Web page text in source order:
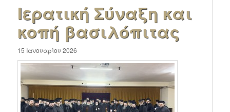
Ιερατική Σύναξη και
κοπή βασιλόπιτας
15 Ιανουαρίου 2026